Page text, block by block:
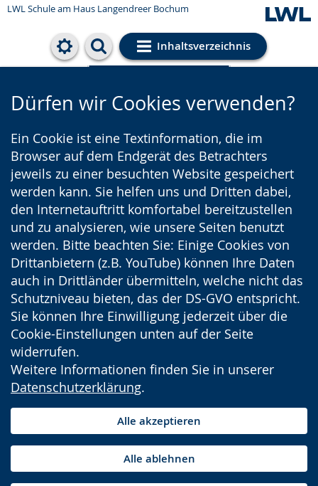
LWL Schule am Haus Langendreer Bochum
Inhaltsverzeichnis
Cookie-Einstellungen
Dürfen wir Cookies verwenden?
Ein Cookie ist eine Textinformation, die im
Browser auf dem Endgerät des Betrachters
jeweils zu einer besuchten Website gespeichert
werden kann. Sie helfen uns und Dritten dabei,
den Internetauftritt komfortabel bereitzustellen
und zu analysieren, wie unsere Seiten benutzt
werden. Bitte beachten Sie: Einige Cookies von
Drittanbietern (z.B. YouTube) können Ihre Daten
auch in Drittländer übermitteln, welche nicht das
Schutzniveau bieten, das der DS-GVO entspricht.
Sie können Ihre Einwilligung jederzeit über die
Cookie-Einstellungen unten auf der Seite
widerrufen.
Weitere Informationen finden Sie in unserer
Datenschutzerklärung.
Alle akzeptieren
Alle ablehnen